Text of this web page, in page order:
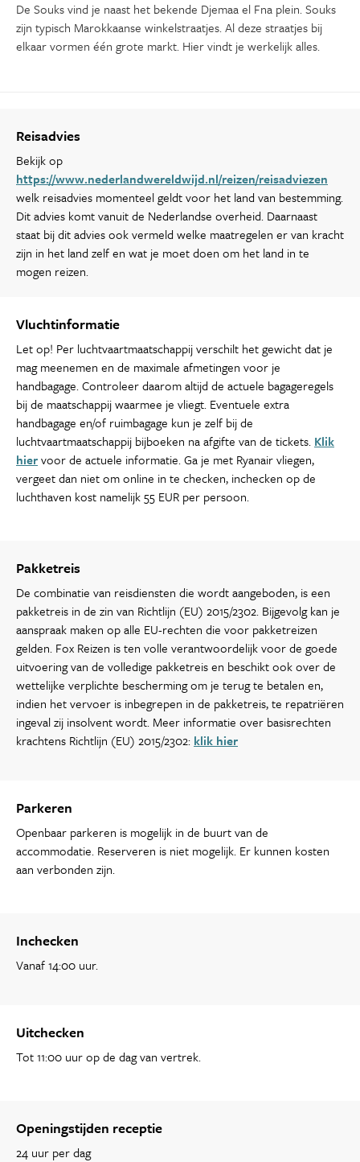
De Souks vind je naast het bekende Djemaa el Fna plein. Souks
zijn typisch Marokkaanse winkelstraatjes. Al deze straatjes bij
elkaar vormen één grote markt. Hier vindt je werkelijk alles.
Reisadvies
Bekijk op
https://www.nederlandwereldwijd.nl/reizen/reisadviezen
welk reisadvies momenteel geldt voor het land van bestemming.
Dit advies komt vanuit de Nederlandse overheid. Daarnaast
staat bij dit advies ook vermeld welke maatregelen er van kracht
zijn in het land zelf en wat je moet doen om het land in te
mogen reizen.
Vluchtinformatie
Let op! Per luchtvaartmaatschappij verschilt het gewicht dat je
mag meenemen en de maximale afmetingen voor je
handbagage. Controleer daarom altijd de actuele bagageregels
bij de maatschappij waarmee je vliegt. Eventuele extra
handbagage en/of ruimbagage kun je zelf bij de
luchtvaartmaatschappij bijboeken na afgifte van de tickets. Klik
hiervoor de actuele informatie. Ga je met Ryanair vliegen,
vergeet dan niet om online in te checken, inchecken op de
luchthaven kost namelijk 55 EUR per persoon.
Pakketreis
De combinatie van reisdiensten die wordt aangeboden, is een
pakketreis in de zin van Richtlijn (EU) 2015/2302. Bijgevolg kan je
aanspraak maken op alle EU-rechten die voor pakketreizen
gelden. Fox Reizen is ten volle verantwoordelijk voor de goede
uitvoering van de volledige pakketreis en beschikt ook over de
wettelijke verplichte bescherming om je terug te betalen en,
indien het vervoer is inbegrepen in de pakketreis, te repatriëren
ingeval zij insolvent wordt. Meer informatie over basisrechten
krachtens Richtlijn (EU) 2015/2302: klik hier
Parkeren
Openbaar parkeren is mogelijk in de buurt van de
accommodatie. Reserveren is niet mogelijk. Er kunnen kosten
aan verbonden zijn.
Inchecken
Vanaf 14:00 uur.
Uitchecken
Tot 11:00 uur op de dag van vertrek.
Openingstijden receptie
24 uur per dag